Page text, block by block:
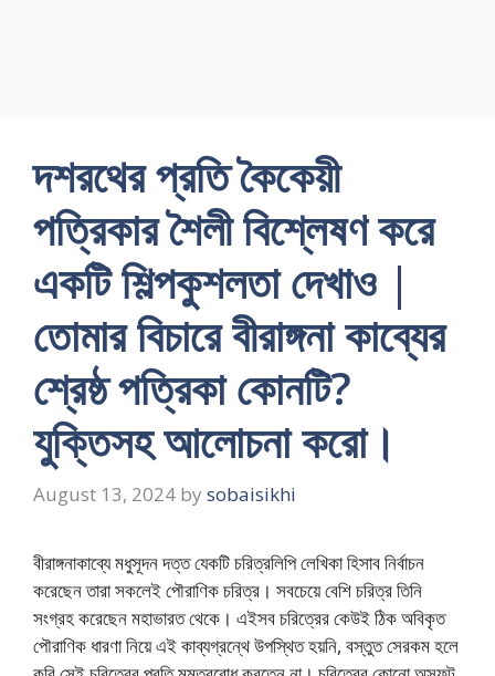
দশরথের প্রতি কৈকেয়ী
পত্রিকার শৈলী বিশ্লেষণ করে
একটি শিল্পকুশলতা দেখাও |
তোমার বিচারে বীরাঙ্গনা কাব্যের
শ্রেষ্ঠ পত্রিকা কোনটি?
যুক্তিসহ আলোচনা করো।
August 13, 2024 by sobaisikhi
বীরাঙ্গনাকাব্যে মধুসূদন দত্ত যেকটি চরিত্রলিপি লেখিকা হিসাব নির্বাচন
করেছেন তারা সকলেই পৌরাণিক চরিত্র। সবচেয়ে বেশি চরিত্র তিনি
সংগ্রহ করেছেন মহাভারত থেকে। এইসব চরিত্রের কেউই ঠিক অবিকৃত
পৌরাণিক ধারণা নিয়ে এই কাব্যগ্রন্থে উপস্থিত হয়নি, বস্তুত সেরকম হলে